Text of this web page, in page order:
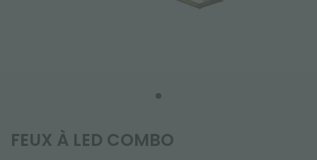
FEUX À LED COMBO